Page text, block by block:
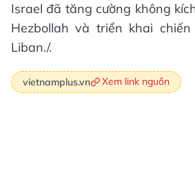
Israel đã tăng cường không
Hezbollah và triển khai
Liban./.
vietnamplus.vn Xem link nguồn